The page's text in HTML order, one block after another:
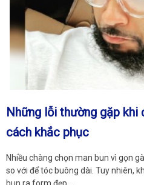
Những lỗi thường gặp khi
cách khắc phục
Nhiều chàng chọn man bun vì gọn
so với để tóc buông dài. Tuy nhiên,